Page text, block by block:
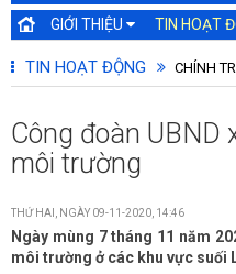
GIỚI THIỆU TIN HOẠT
TIN HOẠT ĐỘNG CHÍNH
Công đoàn UBND
môi trường
THỨ HAI, NGÀY 09-11-2020, 14:46
Ngày mùng 7 tháng 11 năm
môi trường ở các khu vực suối